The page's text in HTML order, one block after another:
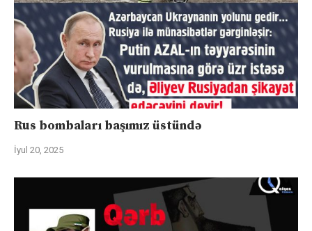
Rus bombaları başımız üstündə
İyul 20, 2025